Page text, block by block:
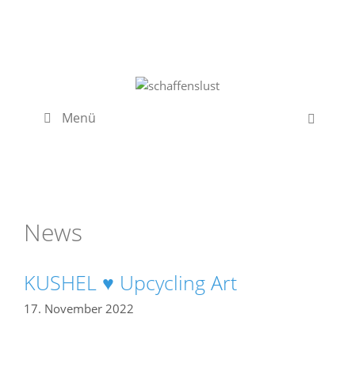
Menü
News
KUSHEL ♥ Upcycling Art
17. November 2022